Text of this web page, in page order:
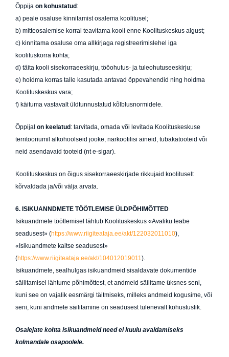
Õppija on kohustatud :
a) peale osaluse kinnitamist osalema koolitusel;
b) mitteosalemise korral teavitama kooli enne Koolituskeskus algust;
c) kinnitama osaluse oma allkirjaga registreerimislehel iga
koolituskorra kohta;
d) täita kooli sisekorraeeskirju, tööohutus- ja tuleohutuseeskirju;
e) hoidma korras talle kasutada antavad õppevahendid ning hoidma
Koolituskeskus vara;
f) käituma vastavalt üldtunnustatud kõlblusnormidele.
Õppijal on keelatud : tarvitada, omada või levitada Koolituskeskuse
territooriumil alkohoolseid jooke, narkootilisi aineid, tubakatooteid või
neid asendavaid tooteid (nt e-sigar).
Koolituskeskus on õigus sisekorraeeskirjade rikkujaid koolituselt
kõrvaldada ja/või välja arvata.
6. ISIKUANNDMETE TÖÖTLEMISE ÜLDPÕHIMÕTTED
Isikuandmete töötlemisel lähtub Koolituskeskus «Avaliku teabe
seadusest» (https://www.riigiteataja.ee/akt/122032011010),
«Isikuandmete kaitse seadusest»
(https://www.riigiteataja.ee/akt/104012019011).
Isikuandmete, sealhulgas isikuandmeid sisaldavate dokumentide
säilitamisel lähtume põhimõttest, et andmeid säilitame üksnes seni,
kuni see on vajalik eesmärgi täitmiseks, milleks andmeid kogusime, või
seni, kuni andmete säilitamine on seadusest tulenevalt kohustuslik.
Osalejate kohta isikuandmeid need ei kuulu avaldamiseks
kolmandale osapoolele.